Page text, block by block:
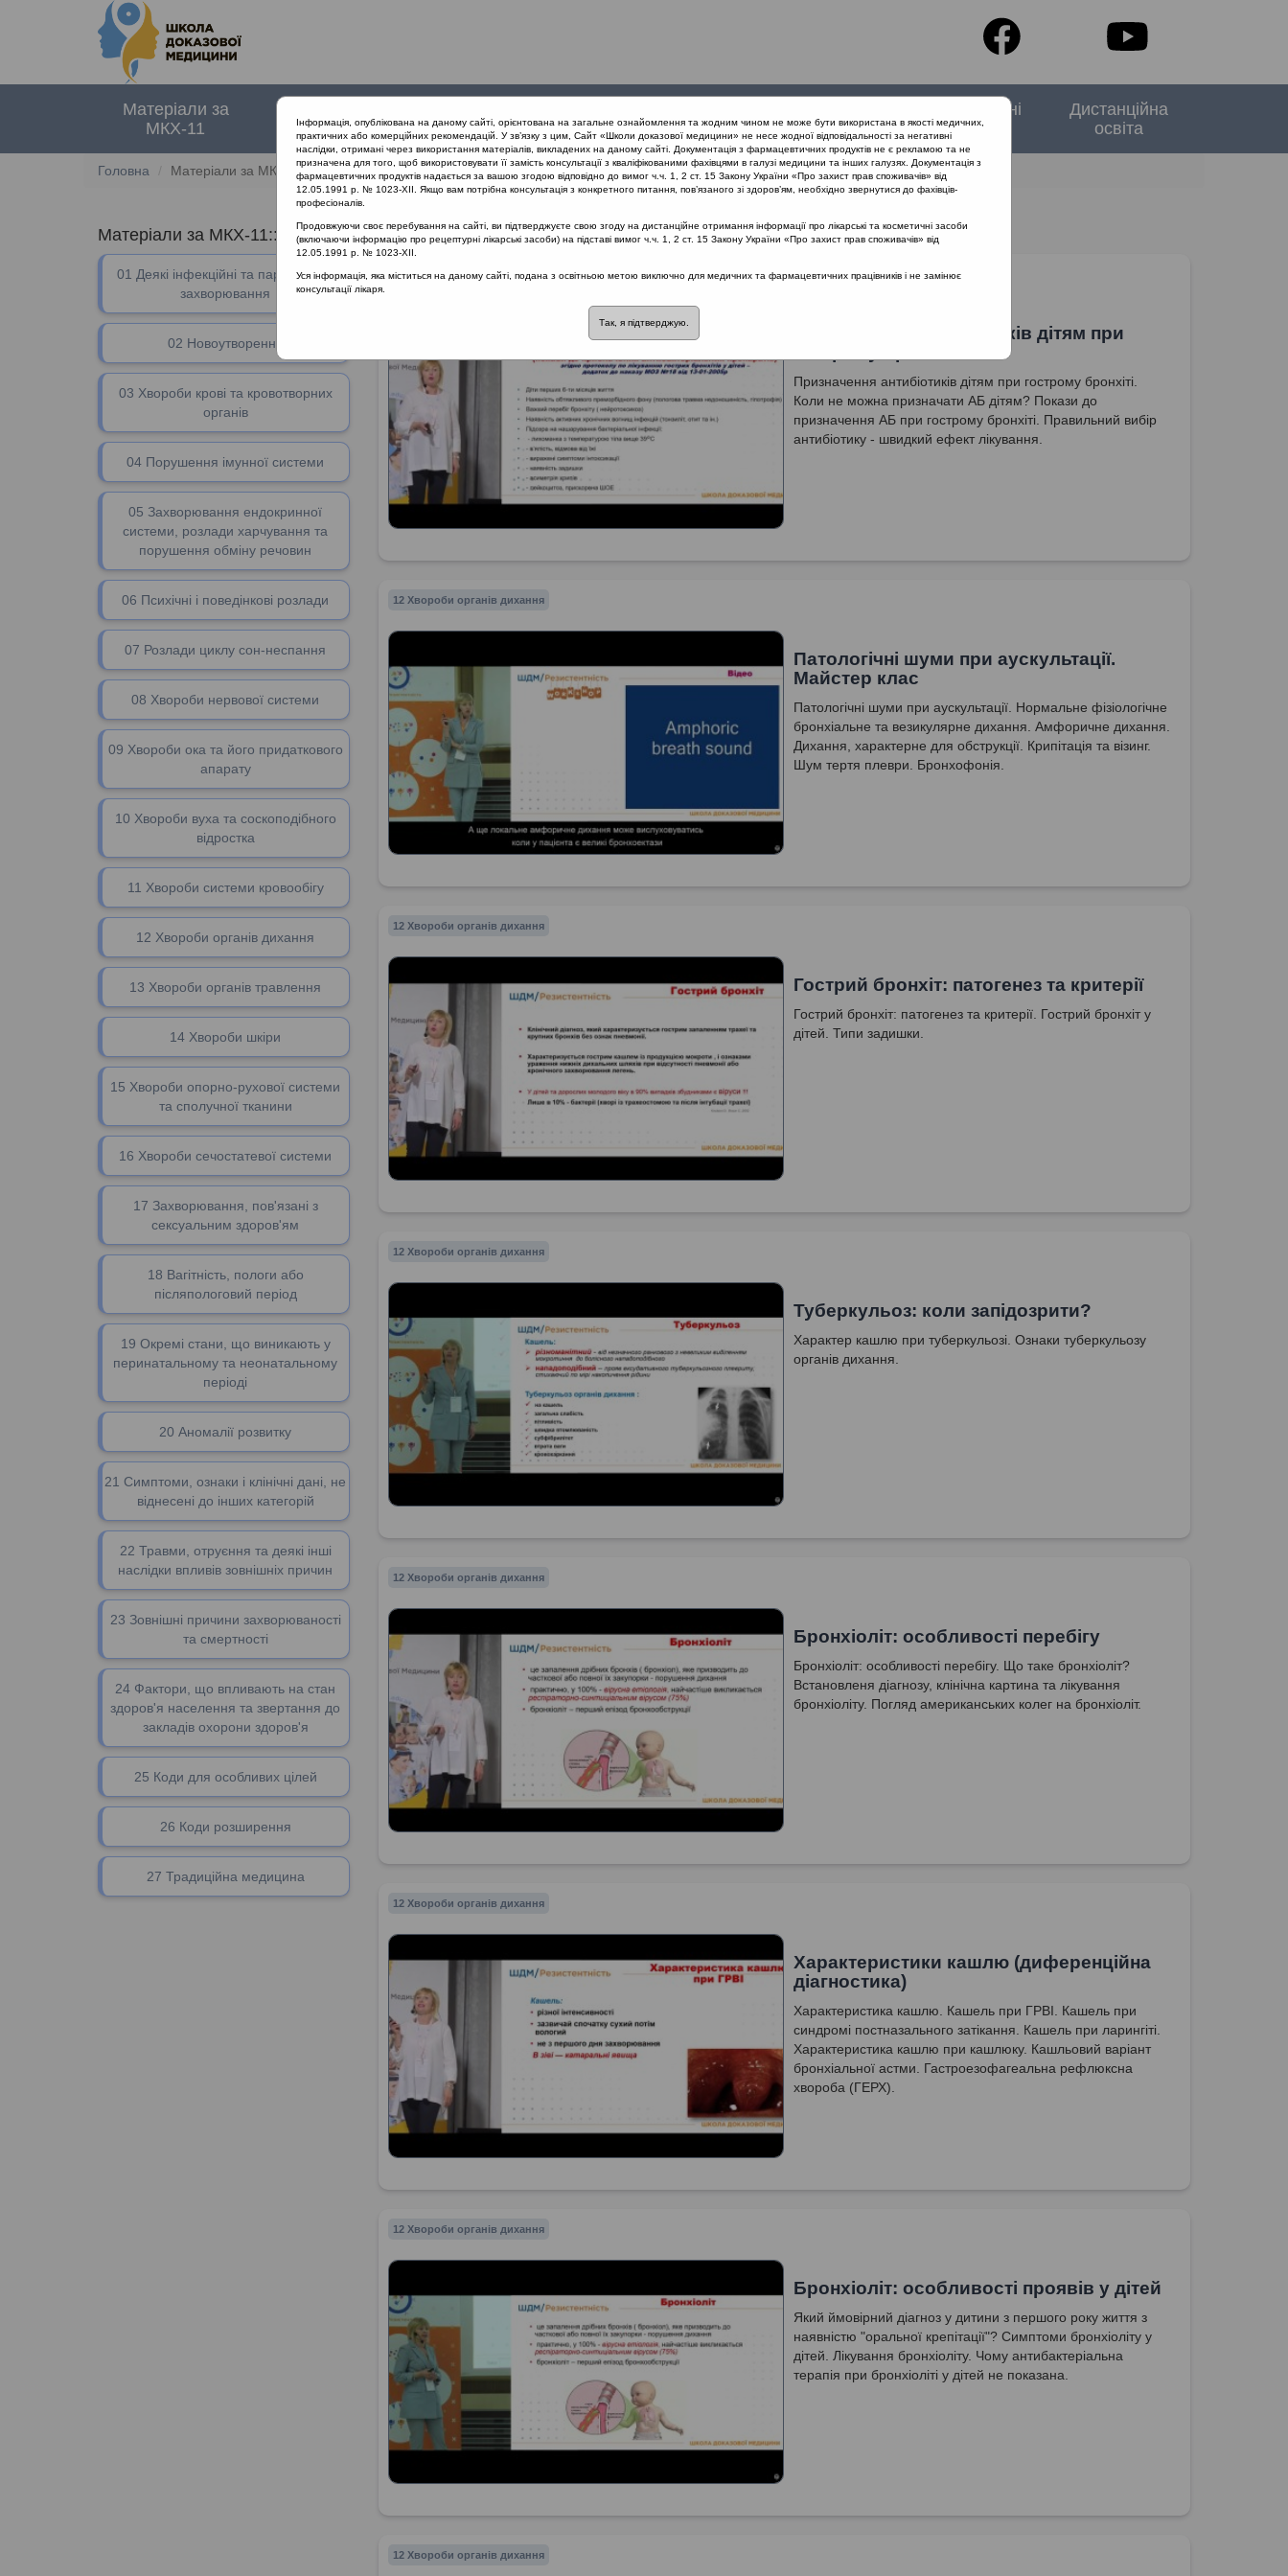
Матеріали за
МКХ-11
документи
заходи
проекту
Спеціальні
випуски
Дистанційна
освіта
Головна Матеріали за МКХ-11
Матеріали за МКХ-11:: 12 Хвороби органів дихання
01 Деякі інфекційні та паразитарні
захворювання
02 Новоутворення
03 Хвороби крові та кровотворних
органів
04 Порушення імунної системи
05 Захворювання ендокринної
системи, розлади харчування та
порушення обміну речовин
06 Психічні і поведінкові розлади
07 Розлади циклу сон-неспання
08 Хвороби нервової системи
09 Хвороби ока та його придаткового
апарату
10 Хвороби вуха та соскоподібного
відростка
11 Хвороби системи кровообігу
12 Хвороби органів дихання
13 Хвороби органів травлення
14 Хвороби шкіри
15 Хвороби опорно-рухової системи
та сполучної тканини
16 Хвороби сечостатевої системи
17 Захворювання, пов'язані з
сексуальним здоров'ям
18 Вагітність, пологи або
післяпологовий період
19 Окремі стани, що виникають у
перинатальному та неонатальному
періоді
20 Аномалії розвитку
21 Симптоми, ознаки і клінічні дані, не
віднесені до інших категорій
22 Травми, отруєння та деякі інші
наслідки впливів зовнішніх причин
23 Зовнішні причини захворюваності
та смертності
24 Фактори, що впливають на стан
здоров'я населення та звертання до
закладів охорони здоров'я
25 Коди для особливих цілей
26 Коди розширення
27 Традиційна медицина
12 Хвороби органів дихання
Призначення антибіотиків дітям при
Призначення антибіотиків дітям при гострому бронхіті.
Коли не можна призначати АБ дітям? Покази до
призначення АБ при гострому бронхіті. Правильний вибір
антибіотику - швидкий ефект лікування.
12 Хвороби органів дихання
Патологічні шуми при аускультації.
Майстер клас
Патологічні шуми при аускультації. Нормальне фізіологічне
бронхіальне та везикулярне дихання. Амфоричне дихання.
Дихання, характерне для обструкції. Крипітація та візинг.
Шум тертя плеври. Бронхофонія.
12 Хвороби органів дихання
Гострий бронхіт: патогенез та критерії
Гострий бронхіт: патогенез та критерії. Гострий бронхіт у
дітей. Типи задишки.
12 Хвороби органів дихання
Туберкульоз: коли запідозрити?
Характер кашлю при туберкульозі. Ознаки туберкульозу
органів дихання.
12 Хвороби органів дихання
Бронхіоліт: особливості перебігу
Бронхіоліт: особливості перебігу. Що таке бронхіоліт?
Встановленя діагнозу, клінічна картина та лікування
бронхіоліту. Погляд американських колег на бронхіоліт.
12 Хвороби органів дихання
Характеристики кашлю (диференційна
діагностика)
Характеристика кашлю. Кашель при ГРВІ. Кашель при
синдромі постназального затікання. Кашель при ларингіті.
Характеристика кашлю при кашлюку. Кашльовий варіант
бронхіальної астми. Гастроезофагеальна рефлюксна
хвороба (ГЕРХ).
12 Хвороби органів дихання
Бронхіоліт: особливості проявів у дітей
Який ймовірний діагноз у дитини з першого року життя з
наявністю "оральної крепітації"? Симптоми бронхіоліту у
дітей. Лікування бронхіоліту. Чому антибактеріальна
терапія при бронхіоліті у дітей не показана.
12 Хвороби органів дихання
Інформація, опублікована на даному сайті, орієнтована на загальне ознайомлення та жодним чином не може бути використана в якості медичних,
практичних або комерційних рекомендацій. У зв’язку з цим, Сайт «Школи доказової медицини» не несе жодної відповідальності за негативні
наслідки, отримані через використання матеріалів, викладених на даному сайті. Документація з фармацевтичних продуктів не є рекламою та не
призначена для того, щоб використовувати її замість консультації з кваліфікованими фахівцями в галузі медицини та інших галузях. Документація з
фармацевтичних продуктів надається за вашою згодою відповідно до вимог ч.ч. 1, 2 ст. 15 Закону України «Про захист прав споживачів» від
12.05.1991 р. № 1023-XII. Якщо вам потрібна консультація з конкретного питання, пов’язаного зі здоров’ям, необхідно звернутися до фахівців-
професіоналів.
Продовжуючи своє перебування на сайті, ви підтверджуєте свою згоду на дистанційне отримання інформації про лікарські та косметичні засоби
(включаючи інформацію про рецептурні лікарські засоби) на підставі вимог ч.ч. 1, 2 ст. 15 Закону України «Про захист прав споживачів» від
12.05.1991 р. № 1023-XII.
Уся інформація, яка міститься на даному сайті, подана з освітньою метою виключно для медичних та фармацевтичних працівників і не замінює
консультації лікаря.
Так, я підтверджую.